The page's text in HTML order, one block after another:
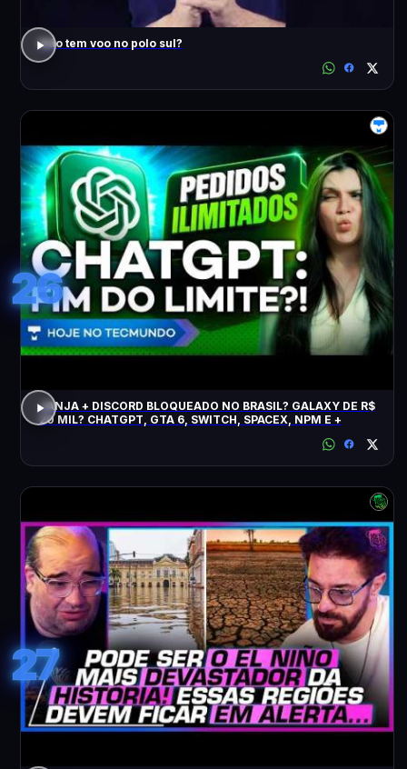
Não tem voo no polo sul?
26
JANJA + DISCORD BLOQUEADO NO BRASIL? GALAXY DE R$
20 MIL? CHATGPT, GTA 6, SWITCH, SPACEX, NPM E +
27